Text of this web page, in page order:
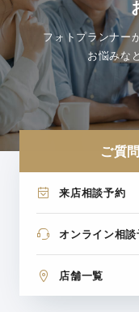
フォトプランナー
お悩みな
ご質
来店相談予約
オンライン相談
店舗一覧